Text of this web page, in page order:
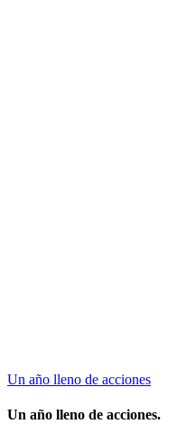
Un año lleno de acciones
Un año lleno de acciones.